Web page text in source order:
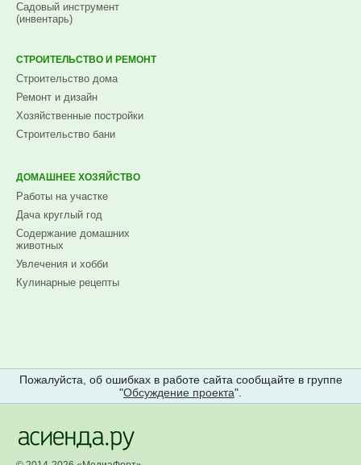
Садовый инструмент
(инвентарь)
СТРОИТЕЛЬСТВО И РЕМОНТ
Строительство дома
Ремонт и дизайн
Хозяйственные постройки
Строительство бани
ДОМАШНЕЕ ХОЗЯЙСТВО
Работы на участке
Дача круглый год
Содержание домашних
животных
Увлечения и хобби
Кулинарные рецепты
Пожалуйста, об ошибках в работе сайта сообщайте в группе
"Обсуждение проекта".